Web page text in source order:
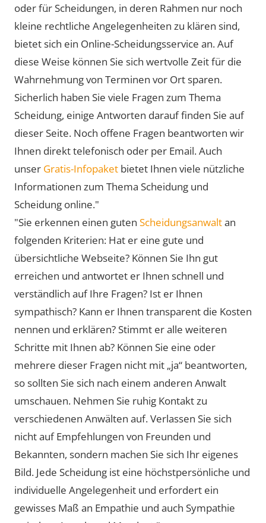
oder für Scheidungen, in deren Rahmen nur noch
kleine rechtliche Angelegenheiten zu klären sind,
bietet sich ein Online-Scheidungsservice an. Auf
diese Weise können Sie sich wertvolle Zeit für die
Wahrnehmung von Terminen vor Ort sparen.
Sicherlich haben Sie viele Fragen zum Thema
Scheidung, einige Antworten darauf finden Sie auf
dieser Seite. Noch offene Fragen beantworten wir
Ihnen direkt telefonisch oder per Email. Auch
unser Gratis-Infopaket bietet Ihnen viele nützliche
Informationen zum Thema Scheidung und
Scheidung online."
"Sie erkennen einen guten Scheidungsanwaltan
folgenden Kriterien: Hat er eine gute und
übersichtliche Webseite? Können Sie Ihn gut
erreichen und antwortet er Ihnen schnell und
verständlich auf Ihre Fragen? Ist er Ihnen
sympathisch? Kann er Ihnen transparent die Kosten
nennen und erklären? Stimmt er alle weiteren
Schritte mit Ihnen ab? Können Sie eine oder
mehrere dieser Fragen nicht mit „ja“ beantworten,
so sollten Sie sich nach einem anderen Anwalt
umschauen. Nehmen Sie ruhig Kontakt zu
verschiedenen Anwälten auf. Verlassen Sie sich
nicht auf Empfehlungen von Freunden und
Bekannten, sondern machen Sie sich Ihr eigenes
Bild. Jede Scheidung ist eine höchstpersönliche und
individuelle Angelegenheit und erfordert ein
gewisses Maß an Empathie und auch Sympathie